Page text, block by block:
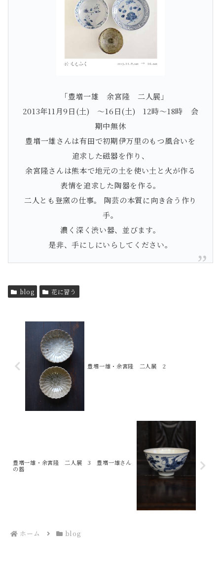
「豊増一雄 余宮隆 二人展」
2013年11月9日(土) ～16日(土) 12時～18時 会
期中無休
豊増一雄さんは有田で初期伊万里のもつ風合いを
追求した磁器を作り、
余宮隆さんは熊本で地元の土を使い土と火が作る
表情を追求した陶器を作る。
二人とも登窯の仕事。 陶芸の本質に向き合う作り
手。
濃く深く渋い器、並びます。
是非、手にしにいらしてください。
blog 花に習う
豊増一雄・余宮隆 二人展 2
豊増一雄・余宮隆 二人展 3 豊増一雄さん
の器
ホーム blog